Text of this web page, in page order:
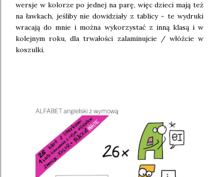
wersje w kolorze po jednej na parę, więc dzieci mają też
na ławkach, jeśliby nie dowidziały z tablicy - te wydruki
wracają do mnie i można wykorzystać z inną klasą i w
kolejnym roku, dla trwałości zalaminujcie / włóżcie w
koszulki.